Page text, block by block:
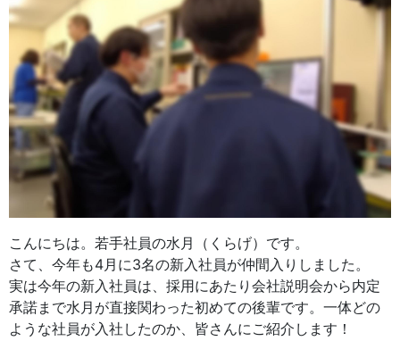
こんにちは。若手社員の水月（くらげ）です。
さて、今年も4月に3名の新入社員が仲間入りしました。
実は今年の新入社員は、採用にあたり会社説明会から内定
承諾まで水月が直接関わった初めての後輩です。一体どの
ような社員が入社したのか、皆さんにご紹介します！